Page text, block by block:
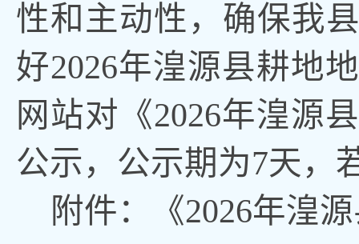
性和主动性，确保我
好2026年湟源县耕地
网站对《2026年湟源
公示 ， 公示期为7天，
附件：《2026年湟